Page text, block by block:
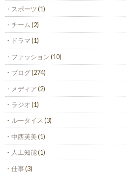
スポーツ(1)
チーム (2)
ドラマ(1)
ファッション(10)
ブログ(274)
メディア(2)
ラジオ(1)
ルータイス (3)
中西芙美(1)
人工知能(1)
仕事(3)